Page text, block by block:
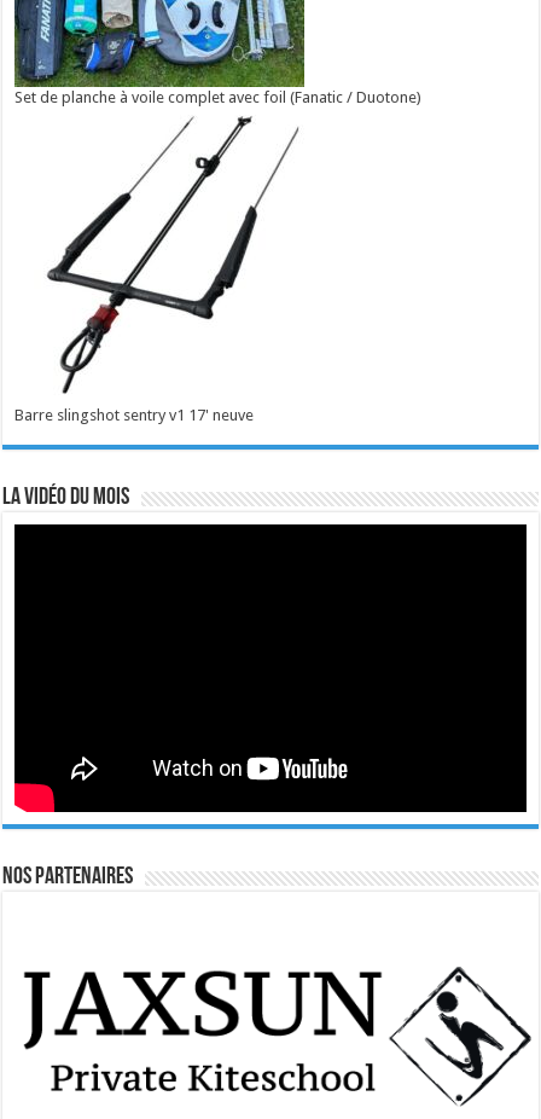
Set de planche à voile complet avec foil (Fanatic / Duotone)
Barre slingshot sentry v1 17' neuve
La vidéo du mois
Nos Partenaires